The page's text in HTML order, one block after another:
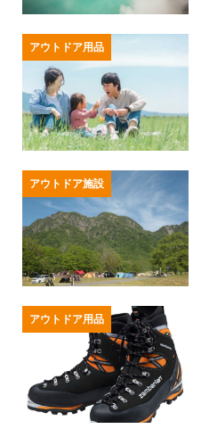
アウトドア用品
アウトドア施設
アウトドア用品